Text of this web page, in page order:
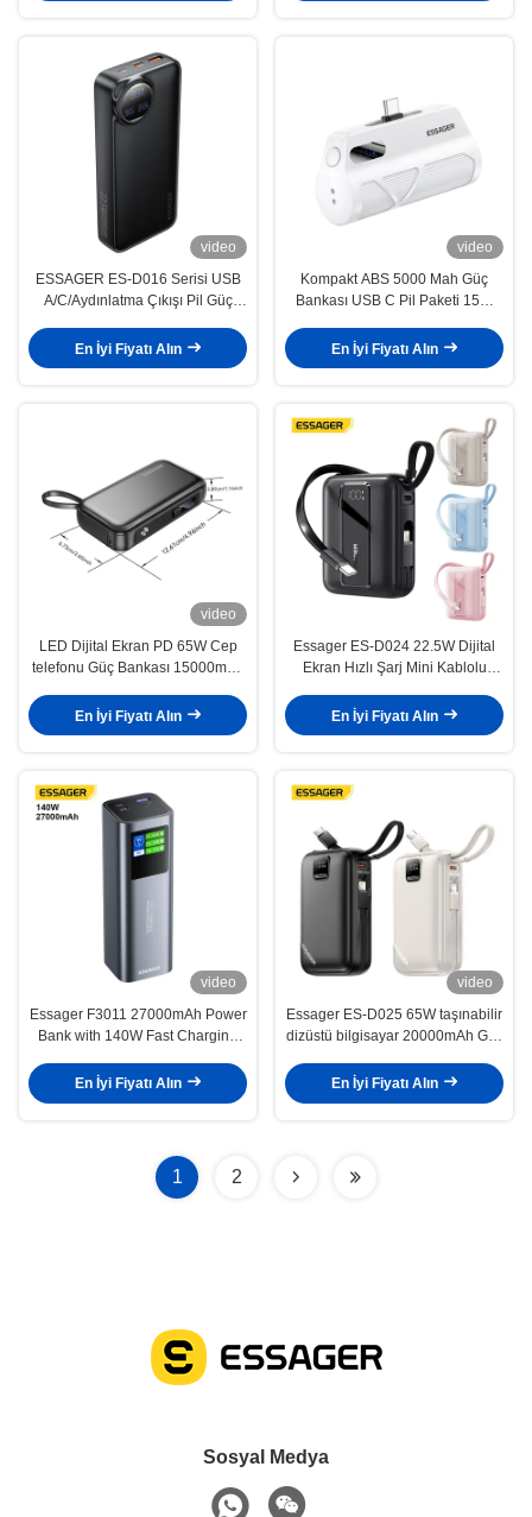
video
ESSAGER ES-D016 Serisi USB
A/C/Aydınlatma Çıkışı Pil Güç
En İyi Fiyatı Alın
video
Kompakt ABS 5000 Mah Güç
Bankası USB C Pil Paketi 15W
En İyi Fiyatı Alın
video
LED Dijital Ekran PD 65W Cep
telefonu Güç Bankası 15000mAh
En İyi Fiyatı Alın
Essager ES-D024 22.5W Dijital
Ekran Hızlı Şarj Mini Kablolu
En İyi Fiyatı Alın
video
Essager F3011 27000mAh Power
Bank with 140W Fast Charging
Charger
En İyi Fiyatı Alın
video
Essager ES-D025 65W taşınabilir
dizüstü bilgisayar 20000mAh Güç
ile
En İyi Fiyatı Alın
1 2
Sosyal Medya